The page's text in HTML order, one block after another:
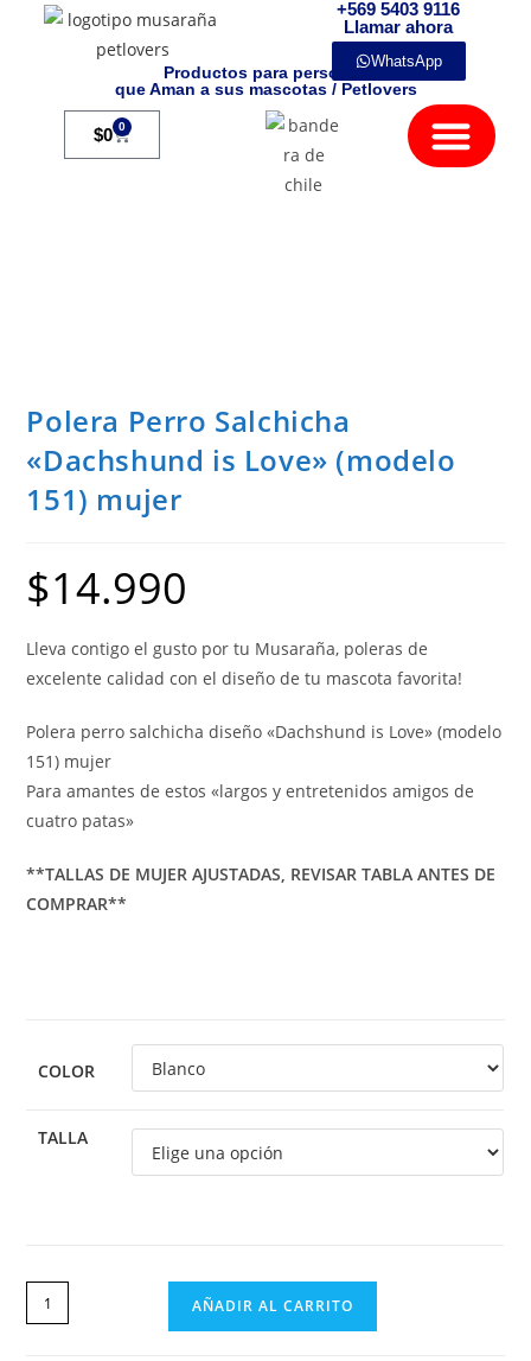
+569 5403 9116
Llamar ahora
WhatsApp
Productos para personas
que Aman a sus mascotas / Petlovers
$0 0
Polera Perro Salchicha
«Dachshund is Love» (modelo
151) mujer
$14.990
Lleva contigo el gusto por tu Musaraña, poleras de
excelente calidad con el diseño de tu mascota favorita!
Polera perro salchicha diseño «Dachshund is Love» (modelo
151) mujer
Para amantes de estos «largos y entretenidos amigos de
cuatro patas»
**TALLAS DE MUJER AJUSTADAS, REVISAR TABLA ANTES DE
COMPRAR**
COLOR
TALLA
AÑADIR AL CARRITO